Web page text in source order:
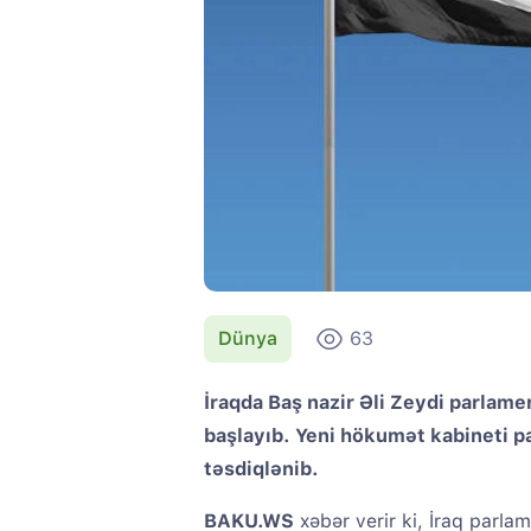
Dünya 63
İraqda Baş nazir Əli Zeydi
başlayıb. Yeni hökumət kabineti
təsdiqlənib.
BAKU.WS xəbər verir ki, İraq